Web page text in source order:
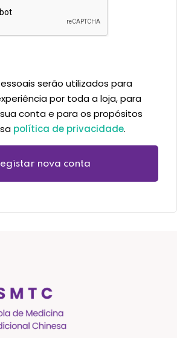
serão utilizados para
por toda a loja, para
conta e para os propósitos
política de privacidade.
nova conta